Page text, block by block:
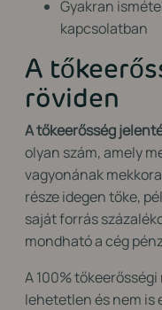
Gyakran
kapcsolatban
A
röviden
A tőkeerősség
olyan szám, amely
vagyonának
része idegen tőke,
saját forrás
mondható a cég
A 100%
lehetetlen és nem is